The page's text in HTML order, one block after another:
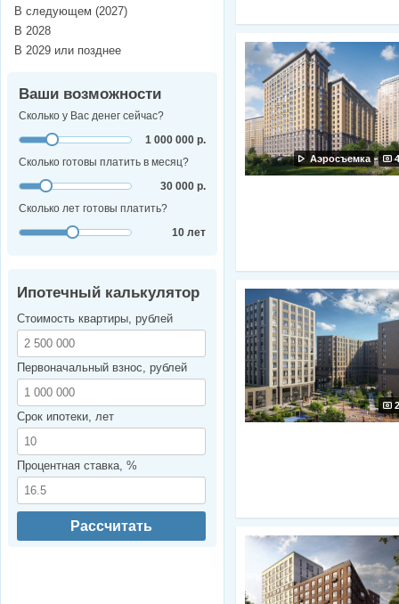
Аэросъемка
В следующем (2027)
В 2028
В 2029 или позднее
Ваши возможности
Сколько у Вас денег сейчас?
1 000 000 р.
Сколько готовы платить в месяц?
30 000 р.
Сколько лет готовы платить?
10 лет
Ипотечный калькулятор
Стоимость квартиры, рублей
Первоначальный взнос, рублей
Срок ипотеки, лет
Процентная ставка, %
Рассчитать